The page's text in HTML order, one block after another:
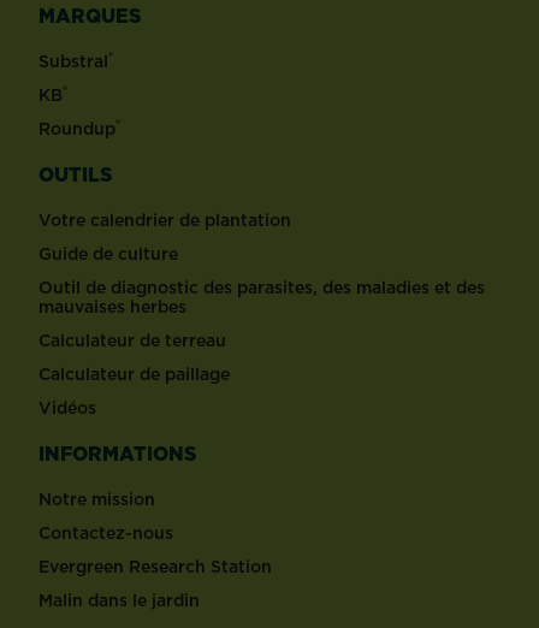
MARQUES
Substral®
KB®
Roundup®
OUTILS
Votre calendrier de plantation
Guide de culture
Outil de diagnostic des parasites, des maladies et des
mauvaises herbes
Calculateur de terreau
Calculateur de paillage
Vidéos
INFORMATIONS
Notre mission
Contactez-nous
Evergreen Research Station
Malin dans le jardin